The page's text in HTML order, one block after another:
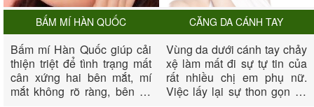
BẤM MÍ HÀN QUỐC
Bấm mí Hàn Quốc giúp cải
thiện triệt để tình trạng mất
cân xứng hai bên mắt, mí
mắt không rõ ràng, bên có
CĂNG DA CÁNH TAY
Vùng da dưới cánh tay chảy
xệ làm mất đi sự tự tin của
rất nhiều chị em phụ nữ.
Việc lấy lại sự thon gọn và